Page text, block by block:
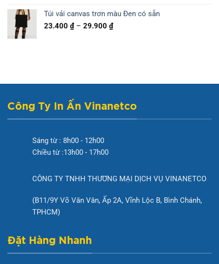
Túi vải canvas trơn màu Đen có sẵn
23.400 ₫ – 29.900 ₫Khoảng
Công Ty In Ấn Vinanetco
Sáng từ : 8h00 - 12h00
Chiều từ :13h00 - 17h00
CÔNG TY TNHH THƯƠNG MẠI DỊCH VỤ VINANETCO
(B11/9Y Võ Văn Vân, Ấp 2A, Vĩnh Lộc B, Bình Chánh,
TPHCM)
Đặt Hàng Nhanh